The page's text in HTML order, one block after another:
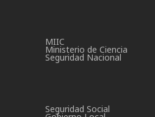
MIIC
Ministerio de Ciencia
Seguridad Nacional
Seguridad Social